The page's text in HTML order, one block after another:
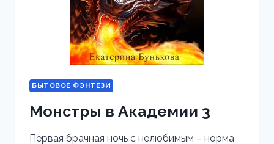
БЫТОВОЕ ФЭНТЕЗИ
Монстры в Академии 3
Первая брачная ночь с нелюбимым – норма